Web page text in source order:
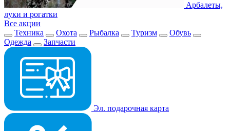
Арбалеты,
луки и рогатки
Все акции
Техника
Охота Рыбалка Туризм
Обувь
Одежда
Запчасти
Эл. подарочная карта